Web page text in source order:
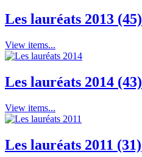
Les lauréats 2013 (45)
View items...
Les lauréats 2014 (43)
View items...
Les lauréats 2011 (31)